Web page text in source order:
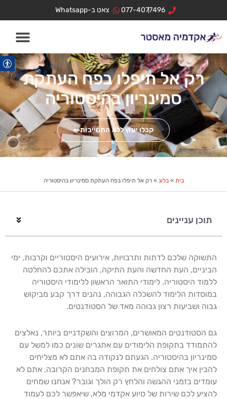
077-4077496 צאט ב-Whatsapp
רק אל תיפלו בפח העתקת
סמינריון בהיסטוריה
קבלו יעוץ ללא התחייבות
בית »בלוג »רק אל תיפלו בפח העתקת סמינריון בהיסטוריה
תוכן עניינים
התשוקה שלכם לדתות ותרבויות, אירועים היסטוריים וקרבות, ימי
הביניים, העת החדשה והעת התיקה, הובילה אתכם להחלטה
ללמוד היסטוריה. לימודי התואר הראשון ללימודי היסטוריה
במוסדות הלימוד להשכלה הגבוהה, נהנים דרך קבע מביקוש
גבוה ושביעות רצון גבוהה מאד של הסטודנטים.
גם הסטודנטים המאושרים, המרוצים והשקדניים ביותר, נאלצים
להתמודד בתקופת הלימודים עם אתגרים שונים כמו למשל עם
סמינריון בהיסטוריה. הגעתם לנקודה בה אתם לא מצליחים
להבין איך אתם צולחים את תקופת המבחנים הקרובה, אתם לא
עומדים בזמני ההגשה והלחץ רק הולך וגובר? אנחנו שמחים
להציע לכם שירות של סיוע אקדמי מלא, שיאפשר לכם לעמוד